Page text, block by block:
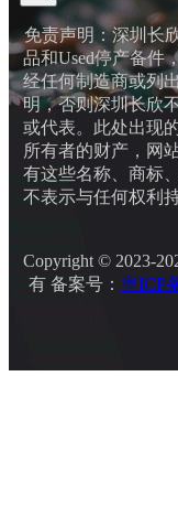
免责声明：深圳长
品和Used停产备件
经任何制造商或列
明，否则深圳长欣
或代表。此处出现
所有者的财产，网
有这些名称、商标
不表示与任何权利
Copyright © 2023-
有 备案号： 粤ICP